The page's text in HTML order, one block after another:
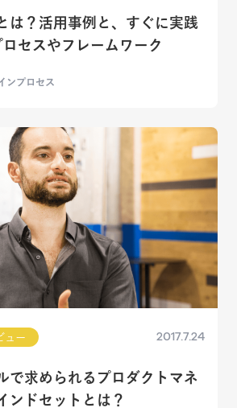
は？活用事例と、すぐに実践
セスやフレームワーク
ンプロセス
ュー 2017.7.24
で求められるプロダクトマネ
ンドセットとは？